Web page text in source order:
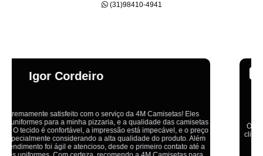
(31)98410-4941
Emília
Ótimo atendimento,todos muito educados, prestativos e que colocam o
cliente em primeiro lugar. Qualquer lugar tem problemas,isso é fato, mas
aqui na 4M tudo é resolvido com calma e de forma que todos saem
ganhando no final.